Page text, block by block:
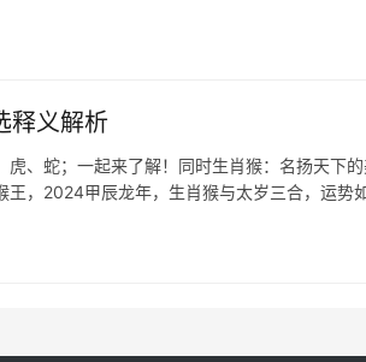
释义解析
、蛇；一起来了解！同时生肖猴：名扬天下
，2024甲辰龙年，生肖猴与太岁三合，运势